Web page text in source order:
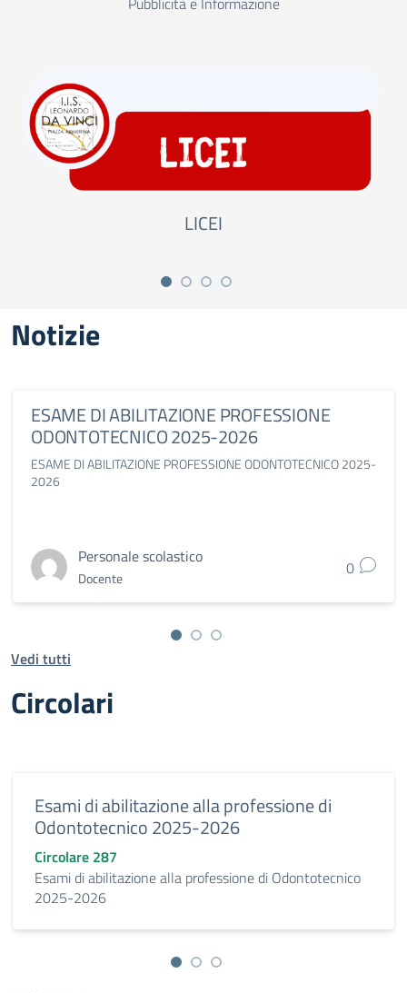
LICEI
Notizie
ESAME DI ABILITAZIONE PROFESSIONE
ODONTOTECNICO 2025-2026
ESAME DI ABILITAZIONE PROFESSIONE ODONTOTECNICO 2025-
2026
Personale scolastico
Docente 0
Vedi tutti
Circolari
Esami di abilitazione alla professione di
Odontotecnico 2025-2026
Circolare 287
Esami di abilitazione alla professione di Odontotecnico
2025-2026